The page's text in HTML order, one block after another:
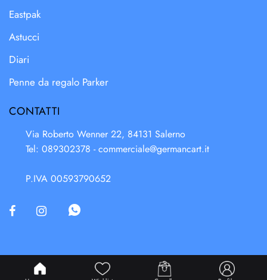
Eastpak
Astucci
Diari
Penne da regalo Parker
CONTATTI
Via Roberto Wenner 22, 84131 Salerno
Tel: 089302378 -commerciale@germancart.it
P.IVA 00593790652